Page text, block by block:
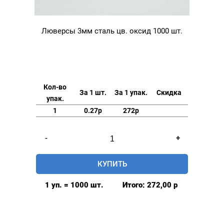
Люверсы 3мм сталь цв. оксид 1000 шт.
Кол-во
упак.
За 1 шт. За 1 упак. Скидка
1 0.27р 272р
-
товара
Люверсы
3мм
+
КУПИТЬ
1 уп. = 1000 шт. Итого: 272,00 р